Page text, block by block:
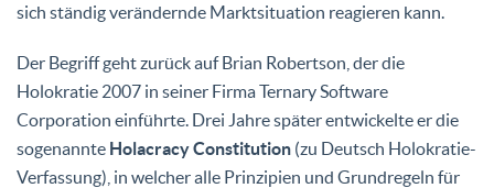
sich ständig verändernde Marktsituation reagieren kann.
Der Begriff geht zurück auf Brian Robertson, der die
Holokratie 2007 in seiner Firma Ternary Software
Corporation einführte. Drei Jahre später entwickelte er die
sogenannte Holacracy Constitution (zu Deutsch Holokratie-
Verfassung), in welcher alle Prinzipien und Grundregeln für